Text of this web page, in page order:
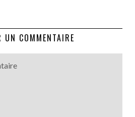
UN COMMENTAIRE